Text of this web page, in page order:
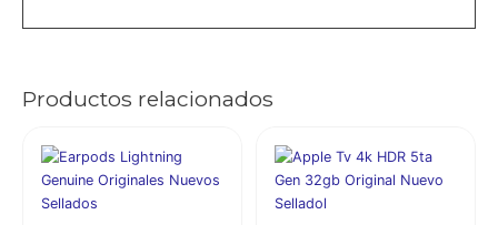
Productos relacionados